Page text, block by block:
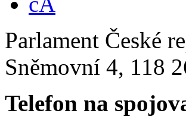
Parlament České
Sněmovní 4, 118
Telefon na